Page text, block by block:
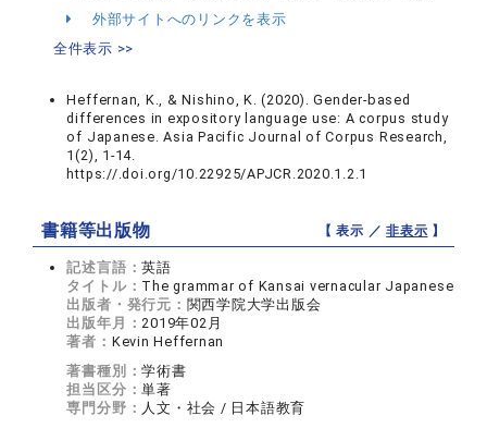
外部サイトへのリンクを表示
全件表示 >>
Heffernan, K., & Nishino, K. (2020). Gender-based
differences in expository language use: A corpus study
of Japanese. Asia Pacific Journal of Corpus Research,
1(2), 1-14.
https://.doi.org/10.22925/APJCR.2020.1.2.1
書籍等出版物 【 表示 ／非表示 】
記述言語：英語
タイトル： The grammar of Kansai vernacular Japanese
出版者・発行元： 関西学院大学出版会
出版年月：2019年02月
著者： Kevin Heffernan
著書種別：学術書
担当区分：単著
専門分野： 人文・社会 / 日本語教育